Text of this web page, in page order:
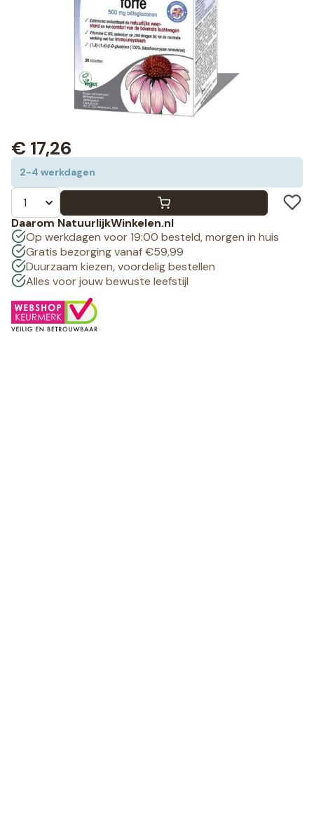
2-4 werkdagen
€ 17,26
Daarom NatuurlijkWinkelen.nl
Op werkdagen voor 19:00 besteld, morgen in huis
Gratis bezorging vanaf €59,99
Duurzaam kiezen, voordelig bestellen
Alles voor jouw bewuste leefstijl